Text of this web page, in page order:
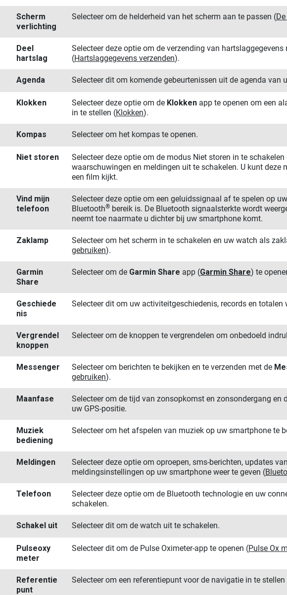
Scherm​
verlichting
Selecteer om de helderheid van het scherm aan te passen (
Deel
hartslag
Selecteer deze optie om de verzending van
(Hartslaggegevens verzenden).
Agenda Selecteer dit om komende gebeurtenissen uit de agenda van
Klokken Selecteer deze optie om de Klokken app te openen om een
in te stellen (Klokken).
Kompas Selecteer om het kompas te openen.
Niet storen
Selecteer deze optie om de modus Niet storen in te
waarschuwingen en meldingen uit te schakelen. U kunt deze
een film kijkt.
Vind mijn
telefoon
Selecteer deze optie om een geluidssignaal af te spelen op
Bluetooth® bereik is. De Bluetooth signaalsterkte wordt
neemt toe naarmate u dichter bij uw smartphone komt.
Zaklamp Selecteer om het scherm in te schakelen en uw watch als
gebruiken).
Garmin
Share
Selecteer om de Garmin Share app (Garmin Share) te
Geschiede​
nis
Selecteer dit om uw activiteitgeschiedenis, records en totalen
Vergrendel
knoppen
Selecteer om de knoppen te vergrendelen om onbedoeld
Messenger Selecteer om berichten te bekijken en te verzenden met de
gebruiken).
Maanfase
Selecteer om de tijd van zonsopkomst en zonsondergang en
uw GPS-positie.
Muziek​
bediening
Selecteer om het afspelen van muziek op uw smartphone te
Meldingen
Selecteer deze optie om oproepen, sms-berichten, updates
meldingsinstellingen op uw smartphone weer te geven (
Telefoon
Selecteer deze optie om de Bluetooth technologie en uw
schakelen.
Schakel uit Selecteer dit om de watch uit te schakelen.
Pulse​oxy​
meter
Selecteer dit om de Pulse Oximeter-app te openen (Pulse Ox
Referentie​
punt
Selecteer om een referentiepunt voor de navigatie in te stellen